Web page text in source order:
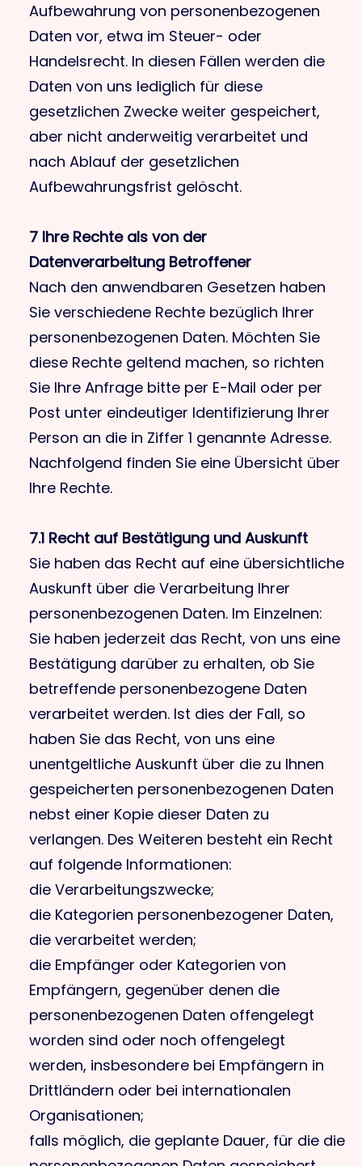
Aufbewahrung von personenbezogenen
Daten vor, etwa im Steuer- oder
Handelsrecht. In diesen Fällen werden die
Daten von uns lediglich für diese
gesetzlichen Zwecke weiter gespeichert,
aber nicht anderweitig verarbeitet und
nach Ablauf der gesetzlichen
Aufbewahrungsfrist gelöscht.
7 Ihre Rechte als von der
Datenverarbeitung Betroffener
Nach den anwendbaren Gesetzen haben
Sie verschiedene Rechte bezüglich Ihrer
personenbezogenen Daten. Möchten Sie
diese Rechte geltend machen, so richten
Sie Ihre Anfrage bitte per E-Mail oder per
Post unter eindeutiger Identifizierung Ihrer
Person an die in Ziffer 1 genannte Adresse.
Nachfolgend finden Sie eine Übersicht über
Ihre Rechte.
7.1 Recht auf Bestätigung und Auskunft
Sie haben das Recht auf eine übersichtliche
Auskunft über die Verarbeitung Ihrer
personenbezogenen Daten. Im Einzelnen:
Sie haben jederzeit das Recht, von uns eine
Bestätigung darüber zu erhalten, ob Sie
betreffende personenbezogene Daten
verarbeitet werden. Ist dies der Fall, so
haben Sie das Recht, von uns eine
unentgeltliche Auskunft über die zu Ihnen
gespeicherten personenbezogenen Daten
nebst einer Kopie dieser Daten zu
verlangen. Des Weiteren besteht ein Recht
auf folgende Informationen:
die Verarbeitungszwecke;
die Kategorien personenbezogener Daten,
die verarbeitet werden;
die Empfänger oder Kategorien von
Empfängern, gegenüber denen die
personenbezogenen Daten offengelegt
worden sind oder noch offengelegt
werden, insbesondere bei Empfängern in
Drittländern oder bei internationalen
Organisationen;
falls möglich, die geplante Dauer, für die die